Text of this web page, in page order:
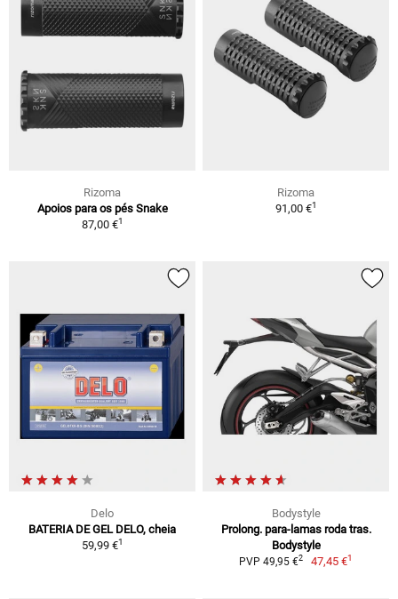
Rizoma
Apoios para os pés Snake
87,00 €1
Rizoma
91,00 €1
Delo
BATERIA DE GEL DELO, cheia
59,99 €1
Bodystyle
Prolong. para-lamas roda tras.
Bodystyle
PVP 49,95 €2 47,45 €1